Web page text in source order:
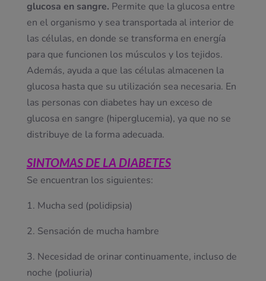
glucosa en sangre. Permite que la glucosa entre
en el organismo y sea transportada al interior de
las células, en donde se transforma en energía
para que funcionen los músculos y los tejidos.
Además, ayuda a que las células almacenen la
glucosa hasta que su utilización sea necesaria. En
las personas con diabetes hay un exceso de
glucosa en sangre (hiperglucemia), ya que no se
distribuye de la forma adecuada.
SINTOMAS DE LA DIABETES
Se encuentran los siguientes:
1. Mucha sed (polidipsia)
2. Sensación de mucha hambre
3. Necesidad de orinar continuamente, incluso de
noche (poliuria)